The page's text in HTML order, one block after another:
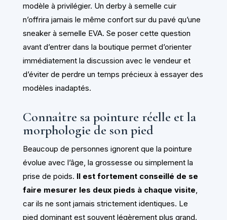
modèle à privilégier. Un derby à semelle cuir
n’offrira jamais le même confort sur du pavé qu’une
sneaker à semelle EVA. Se poser cette question
avant d’entrer dans la boutique permet d’orienter
immédiatement la discussion avec le vendeur et
d’éviter de perdre un temps précieux à essayer des
modèles inadaptés.
Connaître sa pointure réelle et la
morphologie de son pied
Beaucoup de personnes ignorent que la pointure
évolue avec l’âge, la grossesse ou simplement la
prise de poids. Il est fortement conseillé de se
faire mesurer les deux pieds à chaque visite
car ils ne sont jamais strictement identiques. Le
pied dominant est souvent légèrement plus grand.